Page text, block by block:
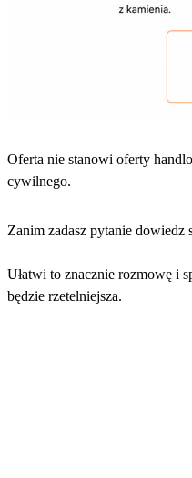
Oferta nie stanowi oferty
cywilnego.
Zanim zadasz pytanie dowiedz
Ułatwi to znacznie rozmowę i
będzie rzetelniejsza.